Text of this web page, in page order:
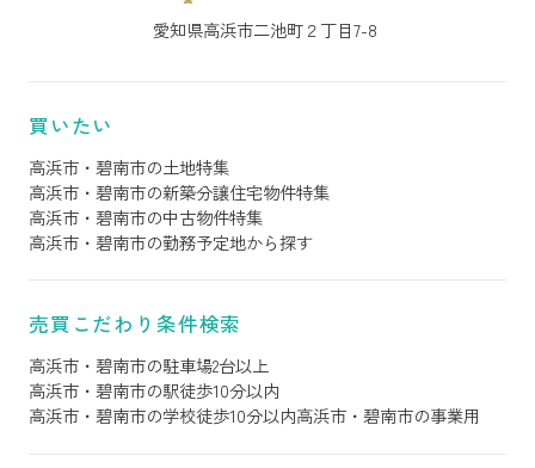
愛知県高浜市二池町２丁目7-8
買いたい
高浜市・碧南市の土地特集
高浜市・碧南市の新築分譲住宅物件特集
高浜市・碧南市の中古物件特集
高浜市・碧南市の勤務予定地から探す
売買こだわり条件検索
高浜市・碧南市の駐車場2台以上
高浜市・碧南市の駅徒歩10分以内
高浜市・碧南市の学校徒歩10分以内高浜市・碧南市の事業用